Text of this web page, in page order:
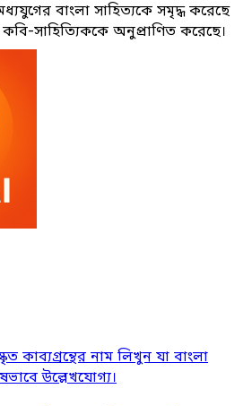
বাংলা সাহিত্যকে সমৃদ্ধ করেছে
সাহিত্যিককে অনুপ্রাণিত করেছে।
কাব্যগ্রন্থের নাম লিখুন যা বাংলা
উল্লেখযােগ্য।